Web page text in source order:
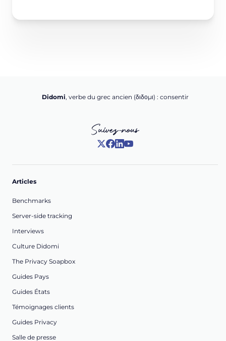
Didomi, verbe du grec ancien (δ‌‌ιδο‌μι) : consentir
Suivez-nous
Articles
Benchmarks
Server-side tracking
Interviews
Culture Didomi
The Privacy Soapbox
Guides Pays
Guides États
Témoignages clients
Guides Privacy
Salle de presse